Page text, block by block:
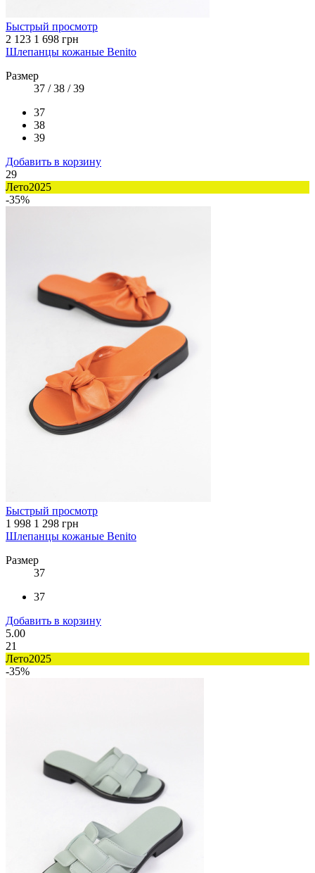
Быстрый просмотр
2 123 1 698 грн
Шлепанцы кожаные Benito
Размер
37 / 38 / 39
37
38
39
Добавить в корзину
29
Лето2025
-35%
Быстрый просмотр
1 998 1 298 грн
Шлепанцы кожаные Benito
Размер
37
37
Добавить в корзину
5.00
21
Лето2025
-35%